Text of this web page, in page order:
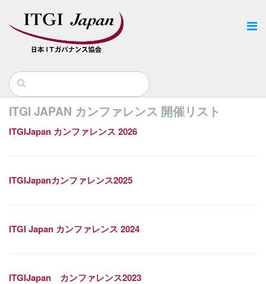
ITGI JAPAN カンファレンス 開催リスト
ITGIJapan カンファレンス 2026
ITGIJapanカンファレンス2025
ITGI Japan カンファレンス 2024
ITGIJapan カンファレンス2023